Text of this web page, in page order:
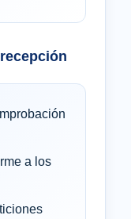
a los